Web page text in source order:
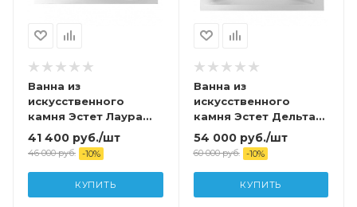
Ванна из
искусственного
камня Эстет Лаура
170х70 с
возможностью
изменения размера
(комплект) с
подставкой и сливом
41 400 руб./шт
46 000руб. -10%
КУПИТЬ
Ванна из
искусственного
камня Эстет Дельта
160А 160х70 с
возможностью
изменения размера
(комплект) с
подставкой и сливом
54 000руб./шт
60 000руб. -10%
КУПИТЬ